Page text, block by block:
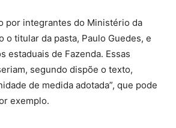
por integrantes do Ministério da
o titular da pasta, Paulo Guedes, e
estaduais de Fazenda. Essas
segundo dispõe o texto,
de medida adotada”, que pode
exemplo.